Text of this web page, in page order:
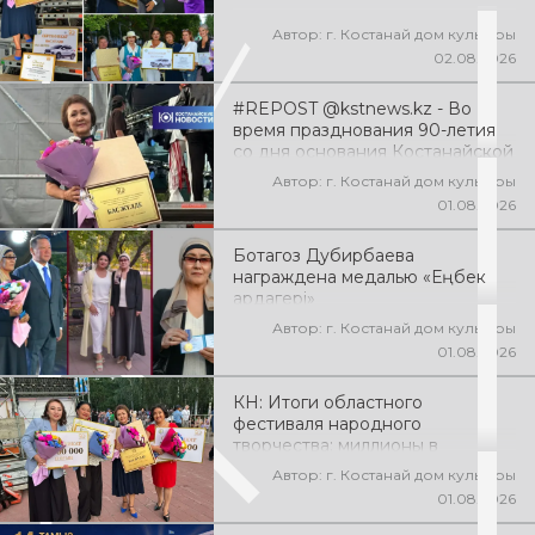
Автор: г. Костанай дом культуры
02.08.2026
#REPOST @kstnews.kz - Во
время празднования 90-летия
со дня основания Костанайской
области подвели итоги 38-го
фестиваля самодеятельного
Автор: г. Костанай дом культуры
01.08.2026
Ботагоз Дубирбаева
награждена медалью «Еңбек
ардагері»
Автор: г. Костанай дом культуры
01.08.2026
КН: Итоги областного
фестиваля народного
творчества: миллионы в
культуруАвтор: г. Костанай дом культуры
01.08.2026